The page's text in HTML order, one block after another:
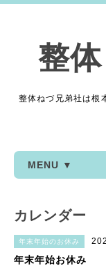
整
整体ねづ兄弟社は根
MENU ▼
カレンダー
年末年始のお休み
年末年始お休み